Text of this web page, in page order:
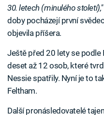
30. letech (minulého století),"
doby pocházejí první
objevila příšera.
Ještě před 20 lety se podle
deset až 12 osob, které
Nessie spatřily. Nyní je to
Feltham.
Další pronásledovatelé